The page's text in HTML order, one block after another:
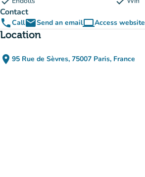
Contact
phoneCallemailSend an emailcomputerAccess website
(new tab)
Location
place 95 Rue de Sèvres, 75007 Paris, France
(open in Google Maps)
(new tab)